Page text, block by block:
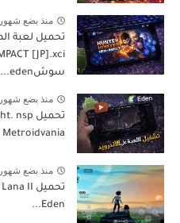
منذ بضع شهور
سوشeden...
منذ بضع شهور
Metroidvania على محاكي Eden؟
منذ بضع شهور
Eden...